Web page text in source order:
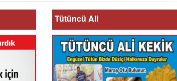
Tütüncü Ali